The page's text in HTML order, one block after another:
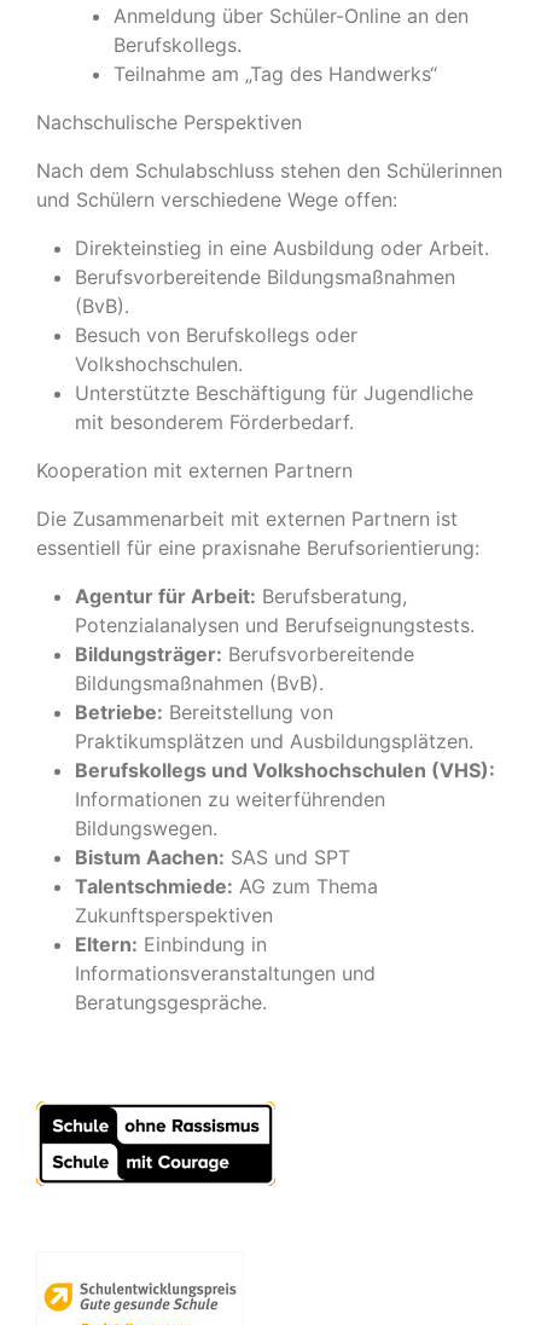
Anmeldung über Schüler-Online an den
Berufskollegs.
Teilnahme am „Tag des Handwerks“
Nachschulische Perspektiven
Nach dem Schulabschluss stehen den Schülerinnen
und Schülern verschiedene Wege offen:
Direkteinstieg in eine Ausbildung oder Arbeit.
Berufsvorbereitende Bildungsmaßnahmen
(BvB).
Besuch von Berufskollegs oder
Volkshochschulen.
Unterstützte Beschäftigung für Jugendliche
mit besonderem Förderbedarf.
Kooperation mit externen Partnern
Die Zusammenarbeit mit externen Partnern ist
essentiell für eine praxisnahe Berufsorientierung:
Agentur für Arbeit: Berufsberatung,
Potenzialanalysen und Berufseignungstests.
Bildungsträger: Berufsvorbereitende
Bildungsmaßnahmen (BvB).
Betriebe: Bereitstellung von
Praktikumsplätzen und Ausbildungsplätzen.
Berufskollegs und Volkshochschulen (VHS):
Informationen zu weiterführenden
Bildungswegen.
Bistum Aachen: SAS und SPT
Talentschmiede: AG zum Thema
Zukunftsperspektiven
Eltern: Einbindung in
Informationsveranstaltungen und
Beratungsgespräche.